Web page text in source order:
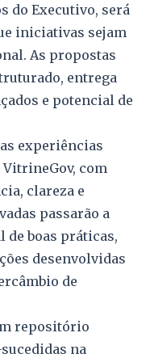
do Executivo, será
iniciativas sejam
As propostas
entrega
e potencial de
experiências
com
clareza e
passarão a
boas práticas,
desenvolvidas
de
repositório
na